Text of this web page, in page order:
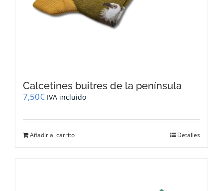
Calcetines buitres de la península
7,50€ IVA incluido
Añadir al carrito Detalles